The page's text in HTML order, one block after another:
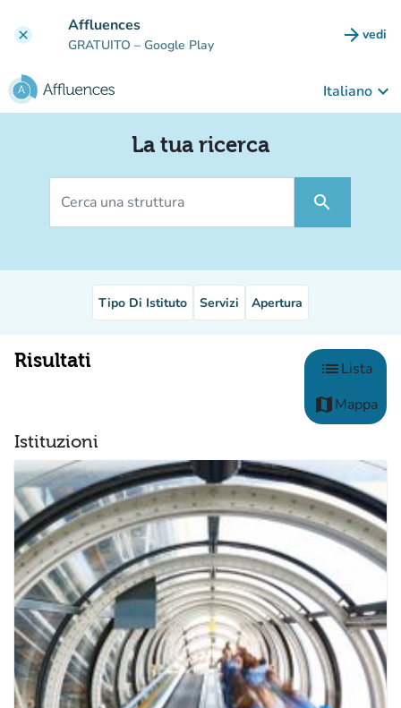
clear Affluences
GRATUITO – Google Play arrow_forward vedi
Italiano keyboard_arrow_down
La tua ricerca
search
Tipo Di Istituto Servizi Apertura
Risultati Scegliere
listLista
map Mappa
Istituzioni